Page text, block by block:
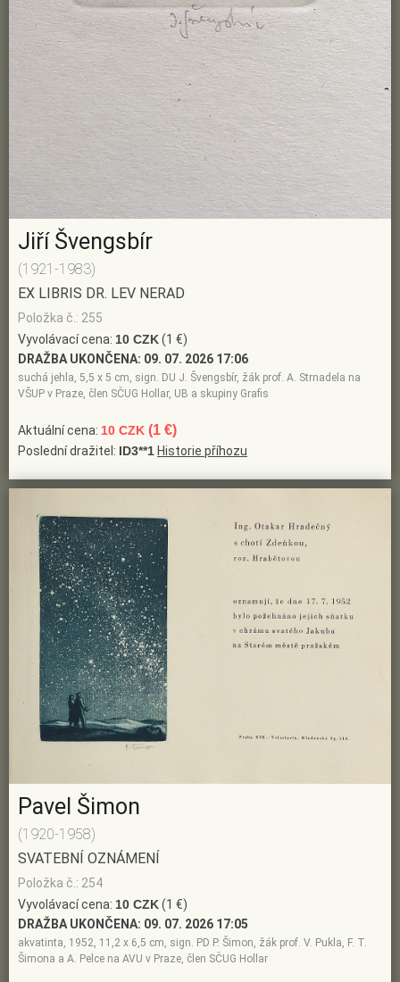
Jiří Švengsbír
(1921-1983)
EX LIBRIS DR. LEV NERAD
Položka č.: 255
Vyvolávací cena: 10 CZK(1 €)
DRAŽBA UKONČENA: 09. 07. 2026 17:06
suchá jehla, 5,5 x 5 cm, sign. DU J. Švengsbír, žák prof. A. Strnadela na
VŠUP v Praze, člen SČUG Hollar, UB a skupiny Grafis
Aktuální cena: 10 CZK (1 €)
Poslední dražitel: ID3**1 Historie příhozu
Pavel Šimon
(1920-1958)
SVATEBNÍ OZNÁMENÍ
Položka č.: 254
Vyvolávací cena: 10 CZK(1 €)
DRAŽBA UKONČENA: 09. 07. 2026 17:05
akvatinta, 1952, 11,2 x 6,5 cm, sign. PD P. Šimon, žák prof. V. Pukla, F. T.
Šimona a A. Pelce na AVU v Praze, člen SČUG Hollar